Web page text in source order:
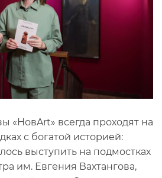
«НовArt» всегда проходят на
с богатой историей:
выступить на подмостках
им. Евгения Вахтангова,